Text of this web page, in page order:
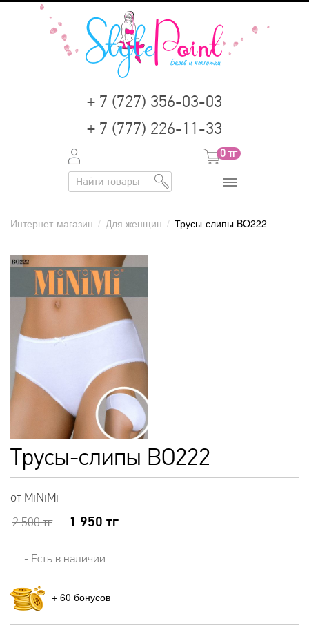
+ 7 (727) 356-03-03
+ 7 (777) 226-11-33
0 тг
Интернет-магазин / Для женщин / Трусы-слипы BO222
Трусы-слипы BO222
от MiNiMi
2 500тг 1 950 тг
- Есть в наличии
+ 60